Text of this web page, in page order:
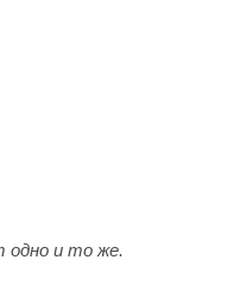
одно и то же.